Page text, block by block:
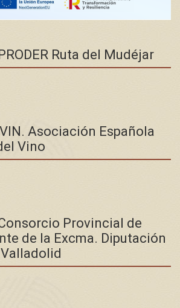
Ruta del Mudéjar
Asociación Española
Vino
Provincial de
de la Excma. Diputación